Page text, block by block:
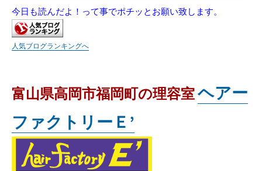
今日も読んだよ！って事でポチッとお願い致します。
人気ブログランキングへ
富山県高岡市福岡町の理容室ヘアー
ファクトリーＥ’